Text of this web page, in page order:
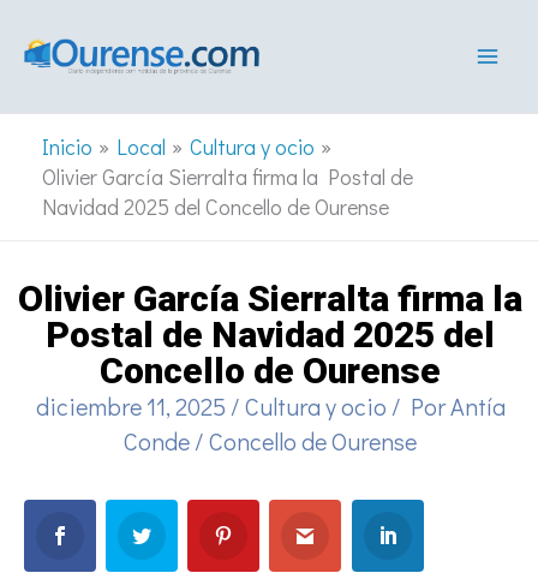
Inicio Local
Cultura y ocio
Olivier García Sierralta firma la Postal de
Navidad 2025 del Concello de Ourense
Olivier García Sierralta firma la
Postal de Navidad 2025 del
Concello de Ourense
diciembre 11, 2025 /Cultura y ocio / PorAntía
Conde/Concello de Ourense